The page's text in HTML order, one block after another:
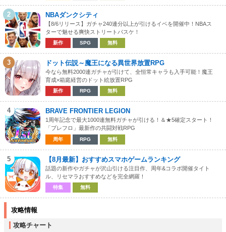
2 NBAダンクシティ
【8/6リリース】ガチャ240連分以上が引けるイベを開催中！NBAス
ターで魅せる爽快ストリートバスケ！
新作 SPG 無料
3 ドット伝説～魔王になる異世界放置RPG
今なら無料2000連ガチャが引けて、全恒常キャラも入手可能！魔王
育成×箱庭経営のドット絵放置RPG
新作 RPG 無料
4 BRAVE FRONTIER LEGION
1周年記念で最大1000連無料ガチャが引ける！＆★5確定スタート！
「ブレフロ」最新作の共闘対戦RPG
周年 RPG 無料
5 【8月最新】おすすめスマホゲームランキング
話題の新作やガチャが沢山引ける注目作、周年&コラボ開催タイト
ル、リセマラおすすめなどを完全網羅！
特集 無料
攻略情報
攻略チャート